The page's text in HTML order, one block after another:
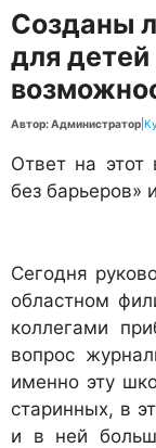
Созданы
для
Автор: Администратор
Ответ на этот
без барьеров»
Сегодня
областном
коллегами
вопрос
именно эту
старинных, в
и в ней